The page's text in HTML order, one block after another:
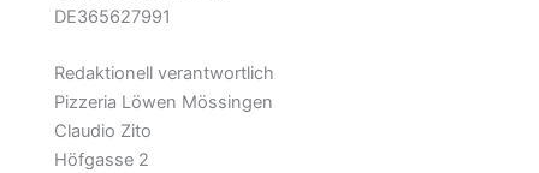
DE365627991
Redaktionell verantwortlich
Pizzeria Löwen Mössingen
Claudio Zito
Höfgasse 2